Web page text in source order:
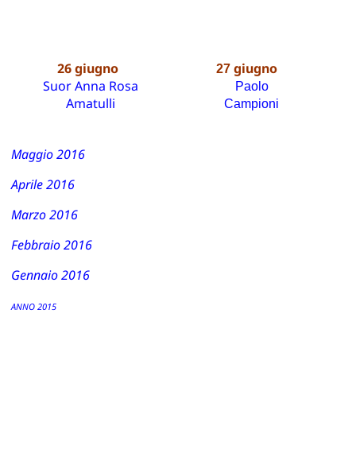
26giugno
Suor Anna Rosa
Amatulli
27giugno
Paolo
Campioni
Maggio 2016
Aprile 2016
Marzo 2016
Febbraio 2016
Gennaio 2016
ANNO 2015